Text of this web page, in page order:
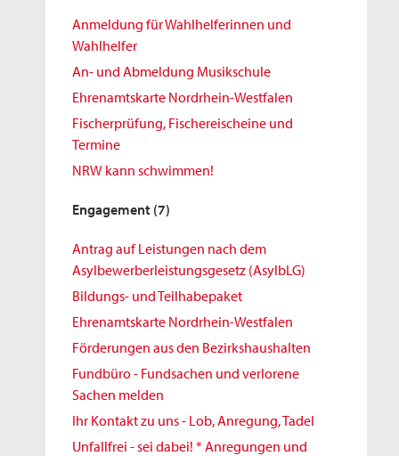
Anmeldung für Wahlhelferinnen und
Wahlhelfer
An- und Abmeldung Musikschule
Ehrenamtskarte Nordrhein-Westfalen
Fischerprüfung, Fischereischeine und
Termine
NRW kann schwimmen!
Engagement (7)
Antrag auf Leistungen nach dem
Asylbewerberleistungsgesetz (AsylbLG)
Bildungs- und Teilhabepaket
Ehrenamtskarte Nordrhein-Westfalen
Förderungen aus den Bezirkshaushalten
Fundbüro - Fundsachen und verlorene
Sachen melden
Ihr Kontakt zu uns - Lob, Anregung, Tadel
Unfallfrei - sei dabei! * Anregungen und